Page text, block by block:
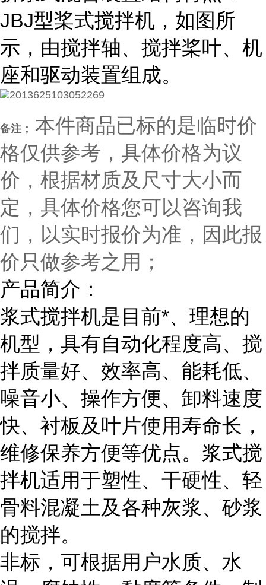
JBJ型桨式搅拌机，如图所
示，由搅拌轴、搅拌桨叶、机
座和驱动装置组成。
备注； 本件商品已标的是临时价
格仅供参考，具体价格为议
价，根据材质及尺寸大小而
定，具体价格您可以咨询我
们，以实时报价为准，因此报
价只做参考之用；
产品简介：
浆式搅拌机是目前*、理想的
机型，具有自动化程度高、搅
拌质量好、效率高、能耗低、
噪音小、操作方便、卸料速度
快、衬板及叶片使用寿命长，
维修保养方便等优点。浆式搅
拌机适用于塑性、干硬性、轻
骨料混凝土及各种灰浆、砂浆
的搅拌。
非标，可根据用户水质、水